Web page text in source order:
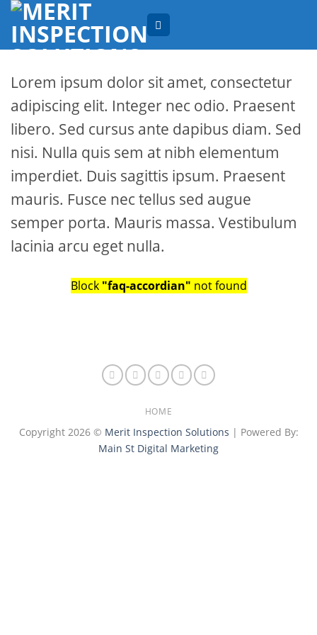
Skip
content
Lorem ipsum dolor sit amet, consectetur
adipiscing elit. Integer nec odio. Praesent
libero. Sed cursus ante dapibus diam. Sed
nisi. Nulla quis sem at nibh elementum
imperdiet. Duis sagittis ipsum. Praesent
mauris. Fusce nec tellus sed augue
semper porta. Mauris massa. Vestibulum
lacinia arcu eget nulla.
Block "faq-accordian" not found
HOME
Copyright 2026 © Merit Inspection Solutions | Powered By:
Main St Digital Marketing